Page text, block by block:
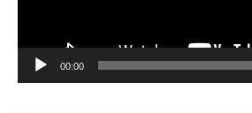
00:00